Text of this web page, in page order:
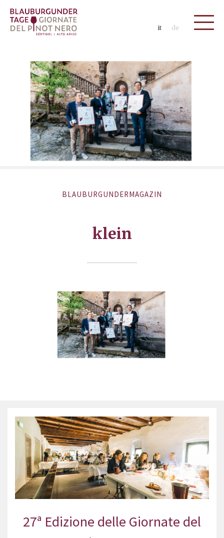
it de
BLAUBURGUNDERMAGAZIN
klein
27ª Edizione delle Giornate del